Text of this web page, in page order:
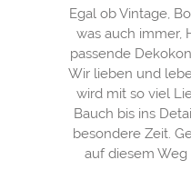
Egal ob Vintage,
was auch immer,
passende
Wir lieben und
wird mit so viel
Bauch bis ins
besondere Zeit.
auf diesem